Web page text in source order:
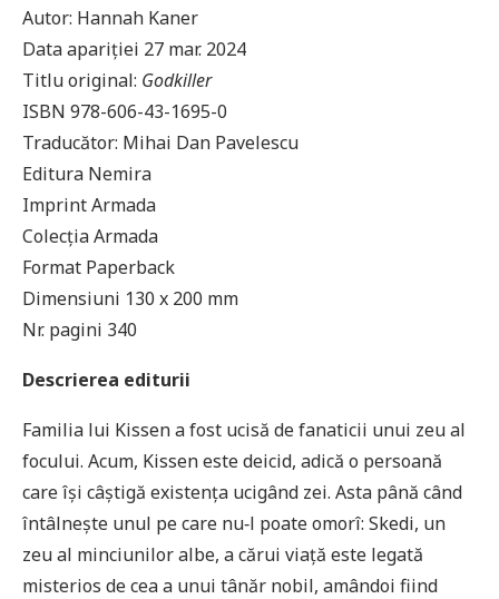
Autor: Hannah Kaner
Data apariției 27 mar. 2024
Titlu original: Godkiller
ISBN 978-606-43-1695-0
Traducător: Mihai Dan Pavelescu
Editura Nemira
Imprint Armada
Colecția Armada
Format Paperback
Dimensiuni 130 x 200 mm
Nr. pagini 340
Descrierea editurii
Familia lui Kissen a fost ucisă de fanaticii unui zeu al
focului. Acum, Kissen este deicid, adică o persoană
care își câștigă existența ucigând zei. Asta până când
întâlnește unul pe care nu‑l poate omorî: Skedi, un
zeu al minciunilor albe, a cărui viață este legată
misterios de cea a unui tânăr nobil, amândoi fiind